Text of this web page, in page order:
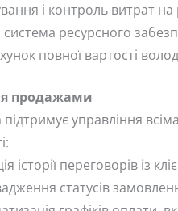
і контроль витрат
ресурсного
повної вартості
продажами
підтримує управління
історії переговорів із
статусів